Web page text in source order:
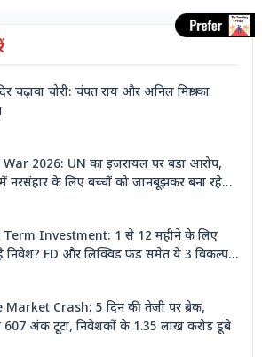
चढ़ावा चोरी: चंपत राय और अनिल मिश्रा का
2026: UN का इजरायल पर बड़ा आरोप,
नरसंहार के लिए बच्चों को जानबूझकर बना रहे
Term Investment: 1 से 12 महीने के लिए
निवेश? FD और लिक्विड फंड समेत ये 3 विकल्प
Market Crash: 5 दिन की तेजी पर ब्रेक,
अंक टूटा, निवेशकों के 1.35 लाख करोड़ डूबे